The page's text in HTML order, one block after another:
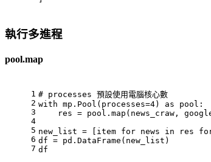
執行多進程
pool.map
1
2
3
4
5
6
7
# processes 預設使用電腦核心數
with mp.Pool(processes=4) as pool:
    res = pool.
map (news_craw,
new_list = [item for news in res
df = pd.DataFrame(new_list)
df